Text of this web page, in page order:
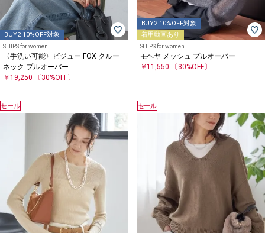
BUY2 10%OFF対象
SHIPS for women
〈手洗い可能〉ビジュー FOX クルー
ネック プルオーバー
￥19,250 〔30%OFF〕
BUY2 10%OFF対象
着用動画あり
SHIPS for women
モヘヤ メッシュ プルオーバー
￥11,550
〔30%OFF〕
セール セール